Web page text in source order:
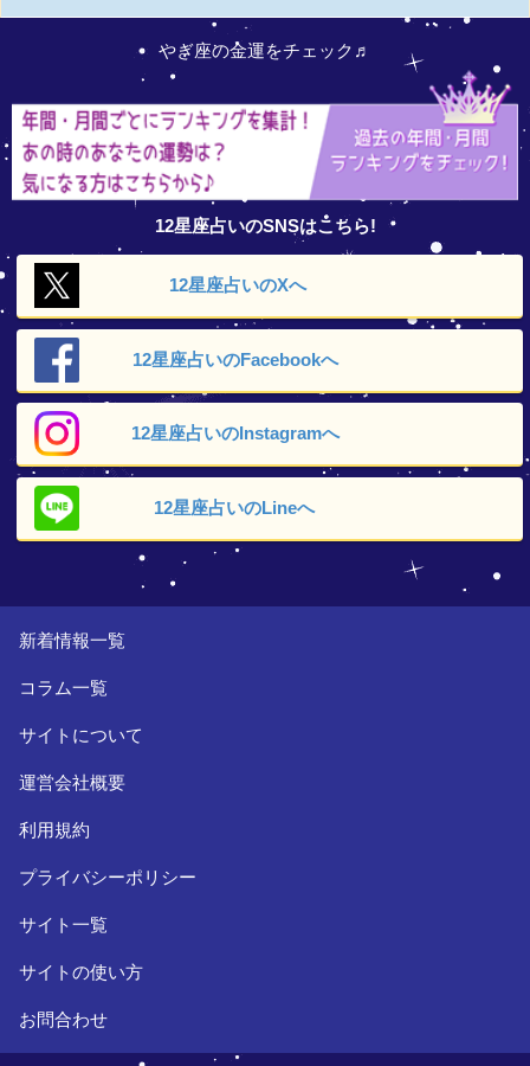
やぎ座の金運をチェック♬
12星座占いのSNSはこちら!
12星座占いのXへ
12星座占いのFacebookへ
12星座占いのInstagramへ
12星座占いのLineへ
新着情報一覧
コラム一覧
サイトについて
運営会社概要
利用規約
プライバシーポリシー
サイト一覧
サイトの使い方
お問合わせ